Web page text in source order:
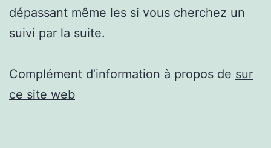
dépassant même les si vous cherchez un
suivi par la suite.
Complément d’information à propos de sur
ce site web